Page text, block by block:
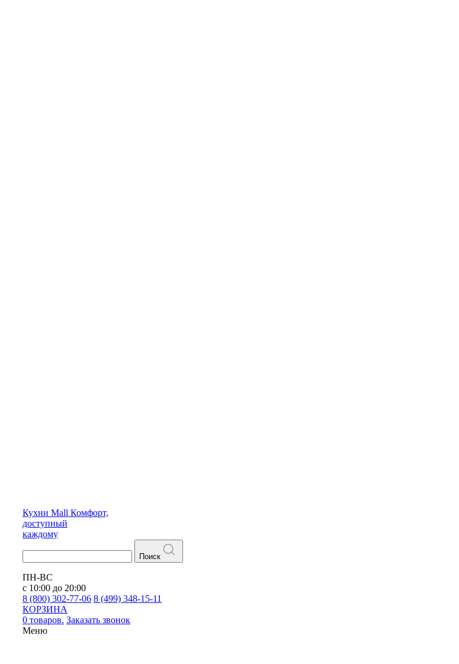
Кухни Mall Комфорт,
доступный
каждому
Поиск
ПН-ВС
с 10:00 до 20:00
8 (800) 302-77-06 8 (499) 348-15-11
КОРЗИНА
0 товаров. Заказать звонок
Меню